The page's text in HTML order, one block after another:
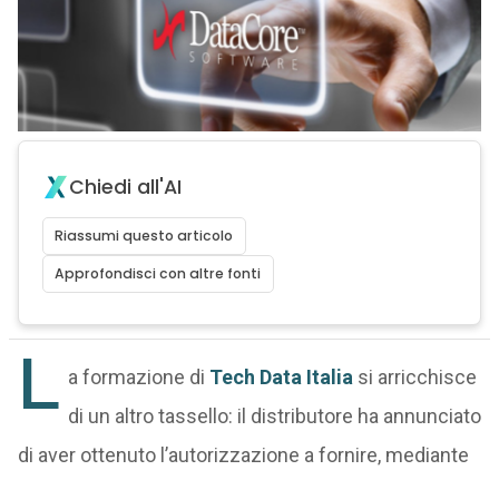
Chiedi all'AI
Riassumi questo articolo
Approfondisci con altre fonti
L a formazione di Tech Data Italia si arricchisce
di un altro tassello: il distributore ha annunciato
di aver ottenuto l’autorizzazione a fornire, mediante